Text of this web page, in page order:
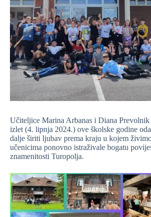
Učiteljice Marina Arbanas i Diana Prevolnik
izlet (4. lipnja 2024.) ove školske godine
dalje širiti ljubav prema kraju u kojem
učenicima ponovno istraživale bogatu
znamenitosti Turopolja.